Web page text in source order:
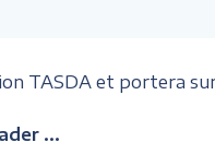
TASDA et portera
...